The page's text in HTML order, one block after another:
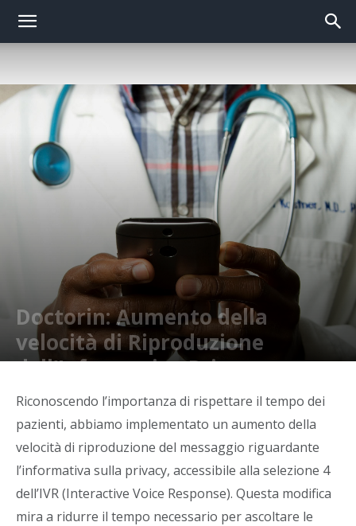
Doctorin: Aumento della
velocità di Riproduzione
dell’Informativa Privacy
Riconoscendo l’importanza di rispettare il tempo dei
pazienti, abbiamo implementato un aumento della
velocità di riproduzione del messaggio riguardante
l’informativa sulla privacy, accessibile alla selezione 4
dell’IVR (Interactive Voice Response). Questa modifica
mira a ridurre il tempo necessario per ascoltare le